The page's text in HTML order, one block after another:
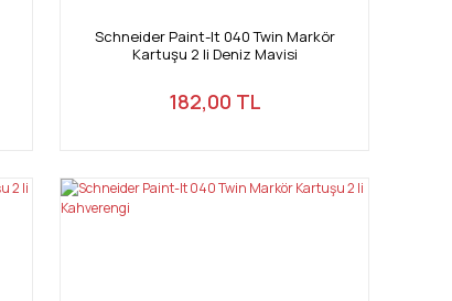
Schneider Paint-It 040 Twin Markör
Kartuşu 2 li Deniz Mavisi
182,00 TL